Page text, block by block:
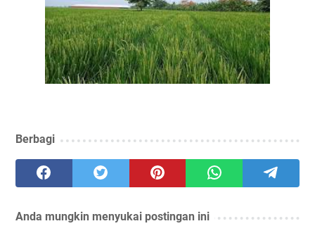
Berbagi
Anda mungkin menyukai postingan ini